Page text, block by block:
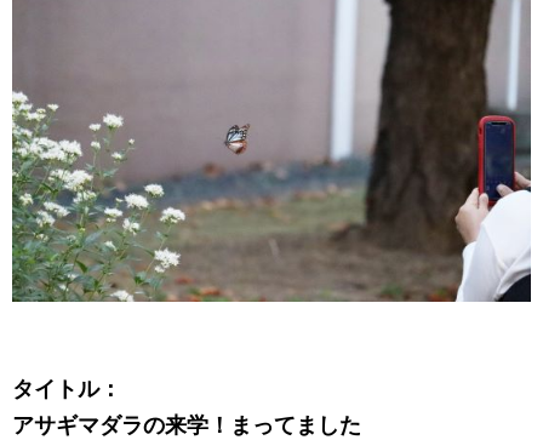
タイトル：
アサギマダラの来学！まってました